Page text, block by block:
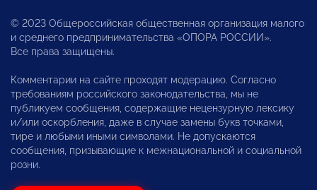
© 2023 Общероссийская общественная организация малого
и среднего предпринимательства «ОПОРА РОССИИ».
Все права защищены.
Комментарии на сайте проходят модерацию. Согласно
требованиям российского законодательства, мы не
публикуем сообщения, содержащие нецензурную лексику
и/или оскорбления, даже в случае замены букв точками,
тире и любыми иными символами. Не допускаются
сообщения, призывающие к межнациональной и социальной
розни.